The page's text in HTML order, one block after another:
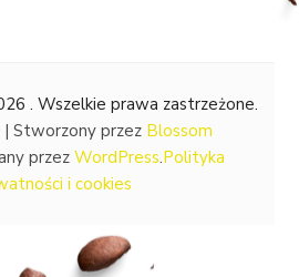
. Wszelkie prawa zastrzeżone.
| Stworzony przez Blossom
przezWordPress.Polityka
i cookies